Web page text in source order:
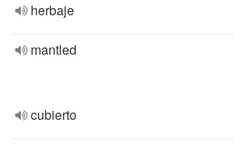
herbaje
mantled
cubierto